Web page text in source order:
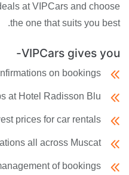
at VIPCars and choose
the one that suits you best.
VIPCars gives you-
on bookings.
at Hotel Radisson Blu.
prices for car rentals.
all across Muscat.
of bookings.